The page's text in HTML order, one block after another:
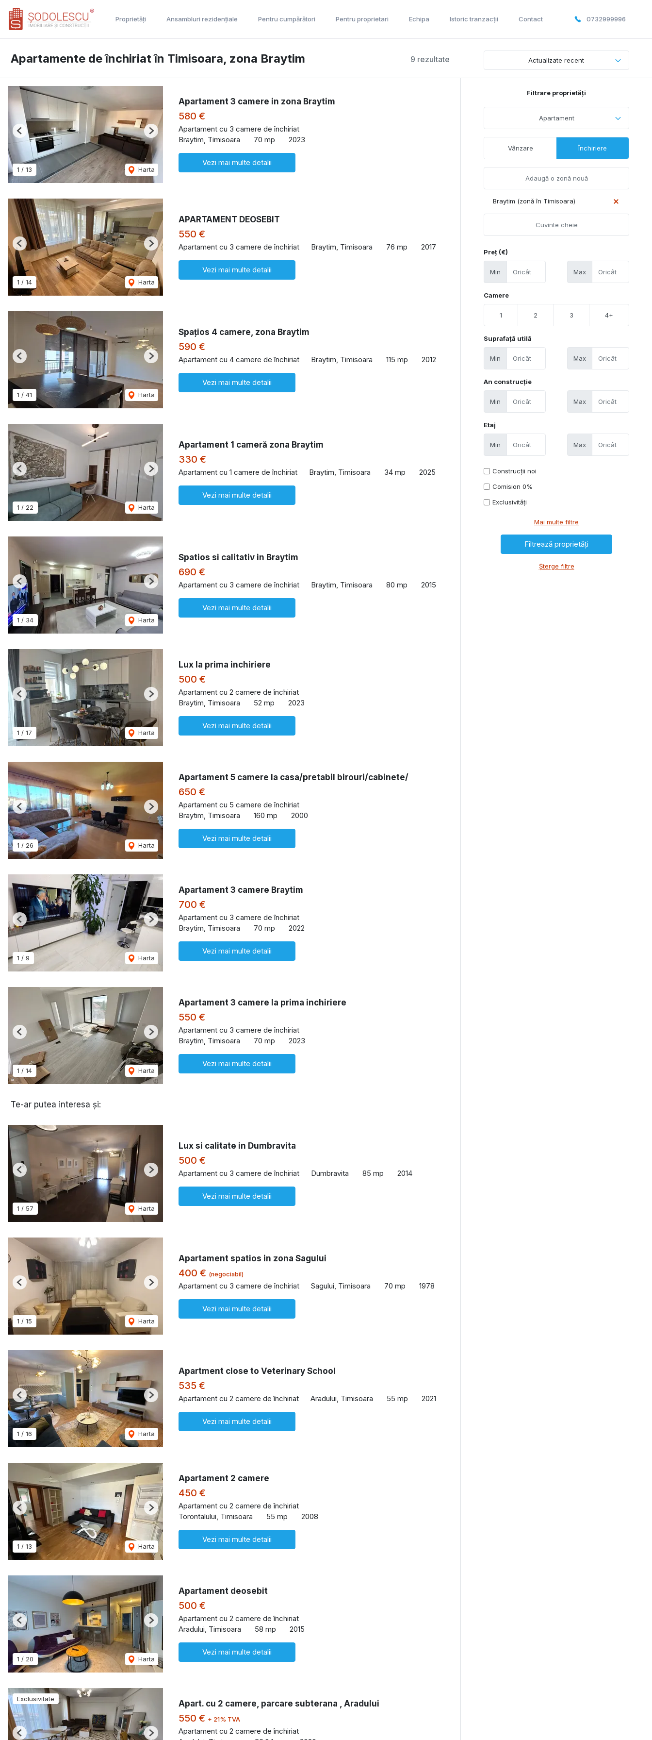
Proprietăți Ansambluri rezidențiale Pentru cumpărători Pentru proprietari Echipa Istoric tranzacții Contact 0732999996
9 rezultate
Apartamente de închiriat în Timisoara, zona Braytim Actualizate recent
1 / 13 Harta
Previous Next
Apartament 3 camere in zona Braytim
580 €
Apartament cu 3 camere de închiriat
Braytim, Timisoara
70 mp 2023
Vezi mai multe detalii
1 / 14 Harta
Previous Next
APARTAMENT DEOSEBIT
550 €
Apartament cu 3 camere de închiriat Braytim, Timisoara 76 mp 2017
Vezi mai multe detalii
1 / 41 Harta
Previous Next
Spațios 4 camere, zona Braytim
590 €
Apartament cu 4 camere de închiriat Braytim, Timisoara 115 mp 2012
Vezi mai multe detalii
1 / 22 Harta
Previous Next
Apartament 1 cameră zona Braytim
330 €
Apartament cu 1 camere de închiriat Braytim, Timisoara 34 mp 2025
Vezi mai multe detalii
1 / 34 Harta
Previous Next
Spatios si calitativ in Braytim
690 €
Apartament cu 3 camere de închiriat Braytim, Timisoara 80 mp 2015
Vezi mai multe detalii
1 / 17 Harta
Previous Next
Lux la prima inchiriere
500 €
Apartament cu 2 camere de închiriat
Braytim, Timisoara
52 mp 2023
Vezi mai multe detalii
1 / 26 Harta
Previous Next
Apartament 5 camere la casa/pretabil birouri/cabinete/
650 €
Apartament cu 5 camere de închiriat
Braytim, Timisoara
160 mp 2000
Vezi mai multe detalii
1 / 9 Harta
Previous Next
Apartament 3 camere Braytim
700 €
Apartament cu 3 camere de închiriat
Braytim, Timisoara
70 mp 2022
Vezi mai multe detalii
1 / 14 Harta
Previous Next
Apartament 3 camere la prima inchiriere
550 €
Apartament cu 3 camere de închiriat
Braytim, Timisoara
70 mp 2023
Vezi mai multe detalii
Te-ar putea interesa și:
1 / 57 Harta
Previous Next
Lux si calitate in Dumbravita
500 €
Apartament cu 3 camere de închiriat Dumbravita 85 mp 2014
Vezi mai multe detalii
1 / 15 Harta
Previous Next
Apartament spatios in zona Sagului
400 € (negociabil)
Apartament cu 3 camere de închiriat Sagului, Timisoara 70 mp 1978
Vezi mai multe detalii
1 / 16 Harta
Previous Next
Apartment close to Veterinary School
535 €
Apartament cu 2 camere de închiriat Aradului, Timisoara 55 mp 2021
Vezi mai multe detalii
1 / 13 Harta
Previous Next
Apartament 2 camere
450 €
Apartament cu 2 camere de închiriat
Torontalului, Timisoara
55 mp 2008
Vezi mai multe detalii
1 / 20 Harta
Previous Next
Apartament deosebit
500 €
Apartament cu 2 camere de închiriat
Aradului, Timisoara
58 mp 2015
Vezi mai multe detalii
Exclusivitate
Previous Next
Apart. cu 2 camere, parcare subterana , Aradului
550 € + 21% TVA
Apartament cu 2 camere de închiriat
Filtrare proprietăți
Apartament
Vânzare Închiriere
Braytim (zonă în Timisoara)
Preț (€)
Min Max
Camere
1 2 3 4+
Suprafață utilă
Min Max
An construcție
Min Max
Etaj
Min Max
Construcții noi
Comision 0%
Exclusivități
Mai multe filtre
Șterge filtre